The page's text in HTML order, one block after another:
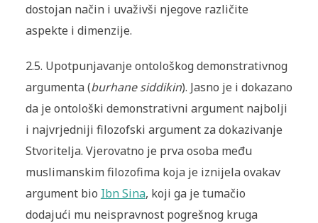
dostojan način i uvaživši njegove različite
aspekte i dimenzije.
2.5. Upotpunjavanje ontološkog demonstrativnog
argumenta (burhane siddikin). Jasno je i dokazano
da je ontološki demonstrativni argument najbolji
i najvrjedniji filozofski argument za dokazivanje
Stvoritelja. Vjerovatno je prva osoba među
muslimanskim filozofima koja je iznijela ovakav
argument bio Ibn Sina, koji ga je tumačio
dodajući mu neispravnost pogrešnog kruga